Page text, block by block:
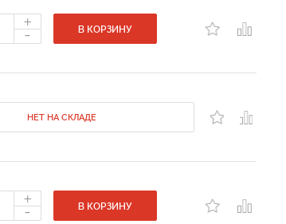
+
- В КОРЗИНУ
НЕТ НА СКЛАДЕ
+
- В КОРЗИНУ